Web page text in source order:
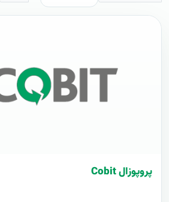
پروپوزال Cobit